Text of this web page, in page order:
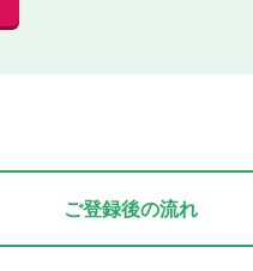
ご登録後の流れ